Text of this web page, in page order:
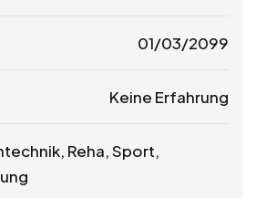
01/03/2099
Keine Erfahrung
Reha, Sport,